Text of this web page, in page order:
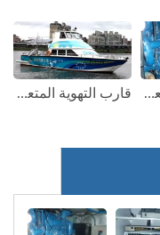
قارب التهوية المتعدد الوظائف 19GT FRP (1) قارب التهوية المتعدد الوظائف 19GT FRP (2)